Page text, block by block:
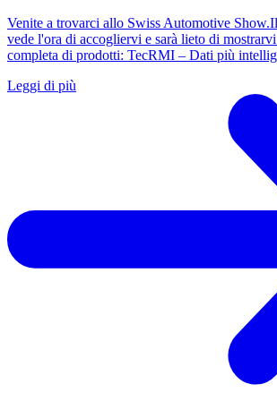
Venite a trovarci allo Swiss Automotive
vede l'ora di accogliervi e sarà lieto di
completa di prodotti: TecRMI – Dati più
Leggi di più